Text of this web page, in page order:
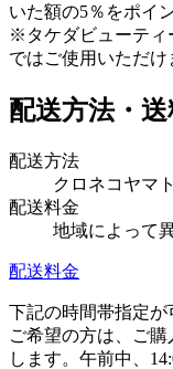
いた額の5％をポイ
※タケダビューティ
ではご使用いただけ
配送方法・
配送方法
クロネコヤマ
配送料金
地域によって
配送料金
下記の時間帯指定が
ご希望の方は、ご
します。午前中、